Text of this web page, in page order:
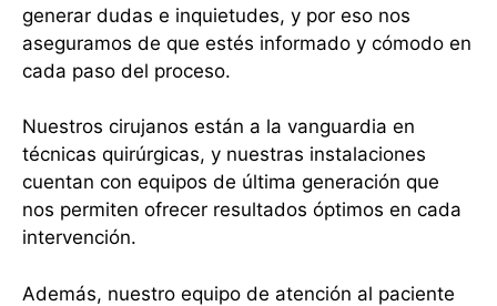
generar dudas e inquietudes, y por eso nos
aseguramos de que estés informado y cómodo en
cada paso del proceso.
Nuestros cirujanos están a la vanguardia en
técnicas quirúrgicas, y nuestras instalaciones
cuentan con equipos de última generación que
nos permiten ofrecer resultados óptimos en cada
intervención.
Además, nuestro equipo de atención al paciente